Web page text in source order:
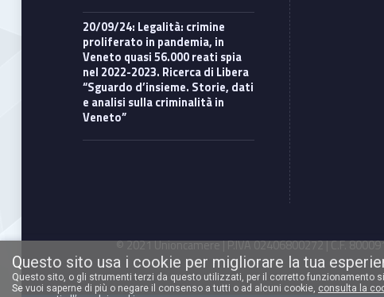
20/09/24: Legalità: crimine
proliferato in pandemia, in
Veneto quasi 56.000 reati spia
nel 2022-2023. Ricerca di Libera
“Sguardo d’insieme. Storie, dati
e analisi sulla criminalità in
Veneto”
© 2021 Unioncamere | P.IVA 02406800272 | C.F.
Questo sito usa i cookie per migliorare la tua
Questo sito, o gli strumenti terzi da questo utilizzati, per il corretto funzionamento
Se vuoi saperne di più o negare il consenso a tutti o ad alcuni cookie, consulta la